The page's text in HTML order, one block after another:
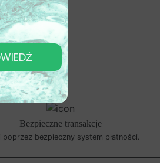
Bezpieczne transakcje
poprzez bezpieczny system płatności.